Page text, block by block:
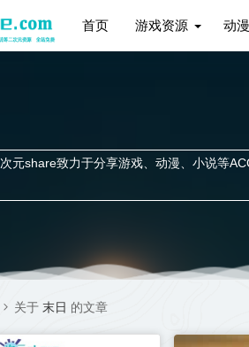
首页 游戏资源 动
次元share致力于分享游戏、动漫、小说等
关于 末日 的文章